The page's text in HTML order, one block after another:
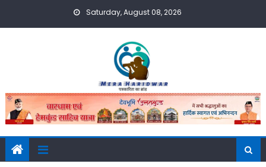
Saturday, August 08, 2026